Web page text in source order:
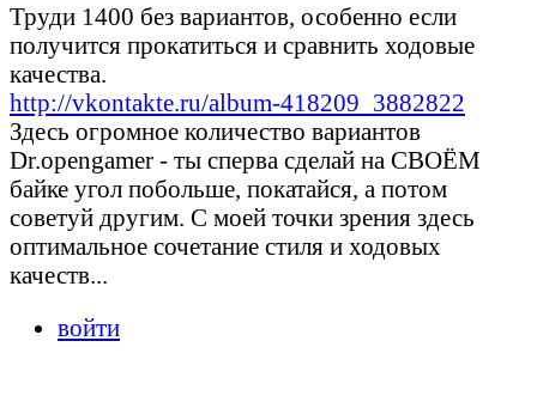
Труди 1400 без вариантов, особенно если
получится прокатиться и сравнить ходовые
качества.
http://vkontakte.ru/album-418209_3882822
Здесь огромное количество вариантов
Dr.opengamer - ты сперва сделай на СВОЁМ
байке угол побольше, покатайся, а потом
советуй другим. С моей точки зрения здесь
оптимальное сочетание стиля и ходовых
качеств...
войти